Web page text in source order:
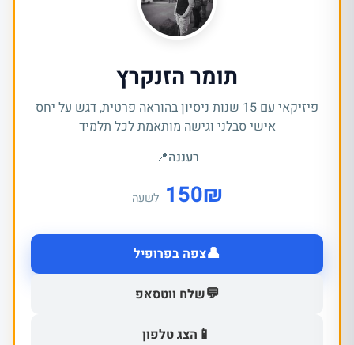
תומר הזנקרץ
פיזיקאי עם 15 שנות ניסיון בהוראה פרטית, דגש על יחס
אישי סבלני וגישה מותאמת לכל תלמיד
רעננה📍
₪
150 לשעה
👤צפה בפרופיל
💬שלח ווטסאפ
📱 הצג טלפון